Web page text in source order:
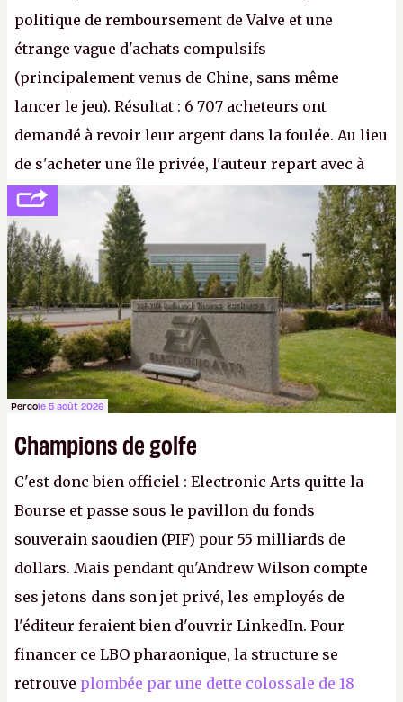
politique de remboursement de Valve et une
étrange vague d'achats compulsifs
(principalement venus de Chine, sans même
lancer le jeu). Résultat : 6 707 acheteurs ont
demandé à revoir leur argent dans la foulée. Au lieu
de s'acheter une île privée, l'auteur repart avec à
peine 2 000 dollars en poche. C'est toujours plus
cher payé que le temps passé à dev, mais ça
apprendra aux petits malins qu'on ne braque pas
Gabe Newell aussi facilement.P.
Percole 5 août 2026
Champions de golfe
C'est donc bien officiel : Electronic Arts quitte la
Bourse et passe sous le pavillon du fonds
souverain saoudien (PIF) pour 55 milliards de
dollars. Mais pendant qu'Andrew Wilson compte
ses jetons dans son jet privé, les employés de
l'éditeur feraient bien d'ouvrir LinkedIn. Pour
financer ce LBO pharaonique, la structure se
retrouve plombée par une dette colossale de 18